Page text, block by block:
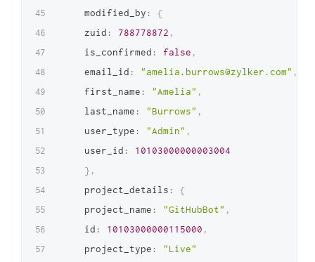
    modified_by
:
{
    zuid
: 788778872 ,
    is_confirmed
: false ,
    email_id
: "amelia.burrows@zylker.com" ,
    first_name
: "Amelia" ,
    last_name
: "Burrows" ,
    user_type
: "Admin" ,
    user_id
:
10103000000003004
} ,
    project_details
:
{
    project_name
: "GitHubBot" ,
    id
: 10103000000115000 ,
    project_type
:
"Live"